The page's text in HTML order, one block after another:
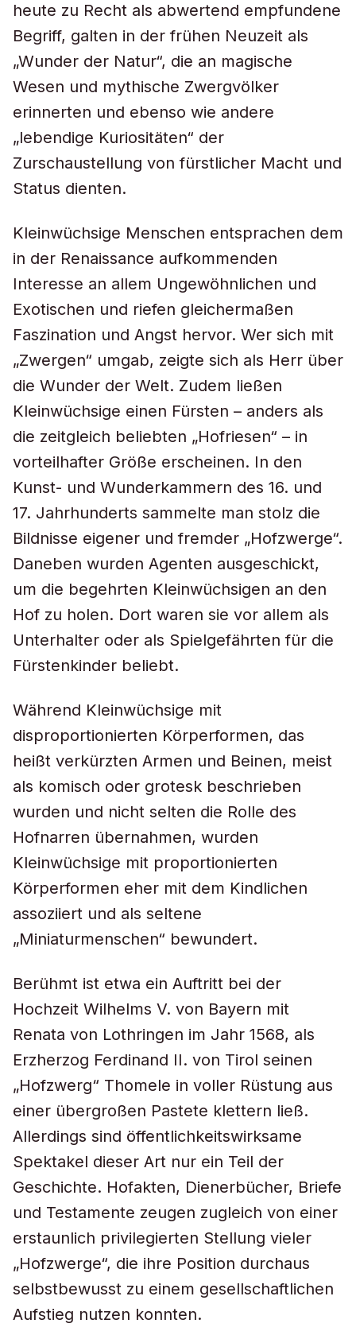
heute zu Recht als abwertend empfundene
Begriff, galten in der frühen Neuzeit als
„Wunder der Natur“, die an magische
Wesen und mythische Zwergvölker
erinnerten und ebenso wie andere
„lebendige Kuriositäten“ der
Zurschaustellung von fürstlicher Macht und
Status dienten.
Kleinwüchsige Menschen entsprachen dem
in der Renaissance aufkommenden
Interesse an allem Ungewöhnlichen und
Exotischen und riefen gleichermaßen
Faszination und Angst hervor. Wer sich mit
„Zwergen“ umgab, zeigte sich als Herr über
die Wunder der Welt. Zudem ließen
Kleinwüchsige einen Fürsten – anders als
die zeitgleich beliebten „Hofriesen“ – in
vorteilhafter Größe erscheinen. In den
Kunst- und Wunderkammern des 16. und
17. Jahrhunderts sammelte man stolz die
Bildnisse eigener und fremder „Hofzwerge“.
Daneben wurden Agenten ausgeschickt,
um die begehrten Kleinwüchsigen an den
Hof zu holen. Dort waren sie vor allem als
Unterhalter oder als Spielgefährten für die
Fürstenkinder beliebt.
Während Kleinwüchsige mit
disproportionierten Körperformen, das
heißt verkürzten Armen und Beinen, meist
als komisch oder grotesk beschrieben
wurden und nicht selten die Rolle des
Hofnarren übernahmen, wurden
Kleinwüchsige mit proportionierten
Körperformen eher mit dem Kindlichen
assoziiert und als seltene
„Miniaturmenschen“ bewundert.
Berühmt ist etwa ein Auftritt bei der
Hochzeit Wilhelms V. von Bayern mit
Renata von Lothringen im Jahr 1568, als
Erzherzog Ferdinand II. von Tirol seinen
„Hofzwerg“ Thomele in voller Rüstung aus
einer übergroßen Pastete klettern ließ.
Allerdings sind öffentlichkeitswirksame
Spektakel dieser Art nur ein Teil der
Geschichte. Hofakten, Dienerbücher, Briefe
und Testamente zeugen zugleich von einer
erstaunlich privilegierten Stellung vieler
„Hofzwerge“, die ihre Position durchaus
selbstbewusst zu einem gesellschaftlichen
Aufstieg nutzen konnten.